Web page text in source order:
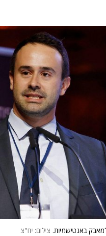
צילום: יח"צ